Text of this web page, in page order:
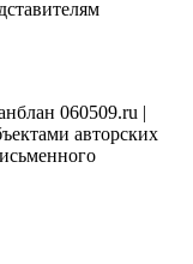
060509.ru |
авторских